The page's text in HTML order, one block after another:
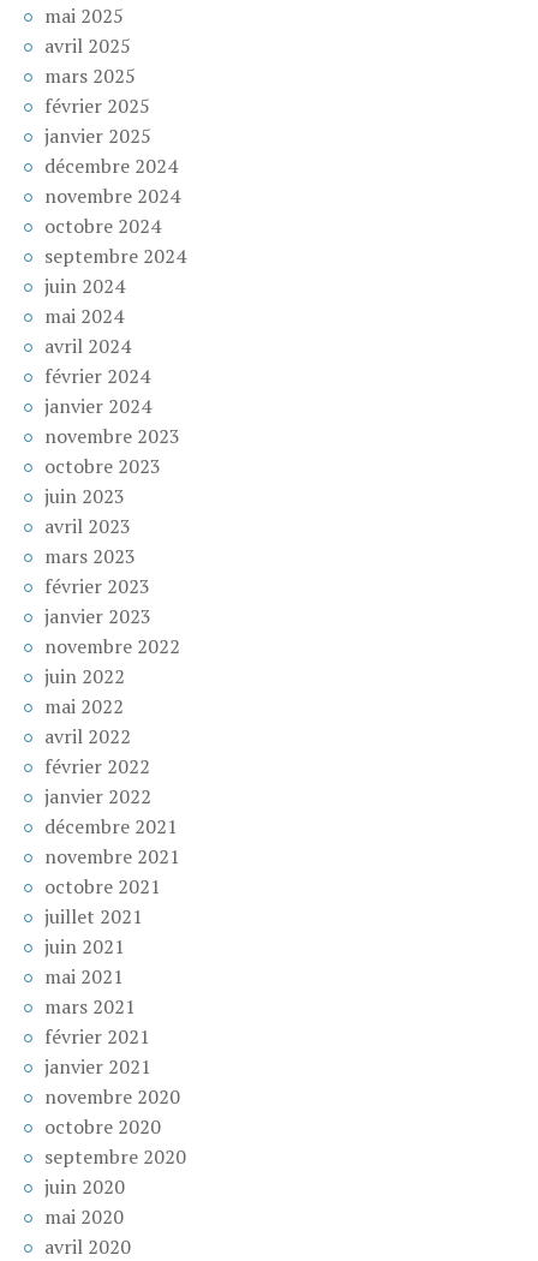
mai 2025
avril 2025
mars 2025
février 2025
janvier 2025
décembre 2024
novembre 2024
octobre 2024
septembre 2024
juin 2024
mai 2024
avril 2024
février 2024
janvier 2024
novembre 2023
octobre 2023
juin 2023
avril 2023
mars 2023
février 2023
janvier 2023
novembre 2022
juin 2022
mai 2022
avril 2022
février 2022
janvier 2022
décembre 2021
novembre 2021
octobre 2021
juillet 2021
juin 2021
mai 2021
mars 2021
février 2021
janvier 2021
novembre 2020
octobre 2020
septembre 2020
juin 2020
mai 2020
avril 2020